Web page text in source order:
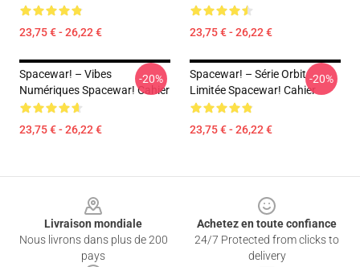
23,75 € - 26,22 € 23,75 € - 26,22 €
Spacewar! – Vibes
Numériques Spacewar! Cahier
23,75 € - 26,22 €
-20%
Spacewar! – Série Orbit
Limitée Spacewar! Cahier
23,75 € - 26,22 €
-20%
Livraison mondiale
Nous livrons dans plus de 200
pays
Achetez en toute confiance
24/7 Protected from clicks to
delivery